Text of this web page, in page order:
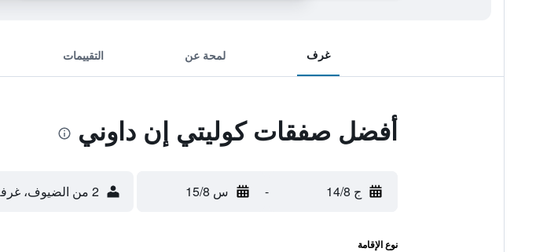
غرف لمحة عن التقييمات
أفضل صفقات كوليتي إن داوني
ج 14/8 - س 15/8 2 من الضيوف، غرفة واحدة
نوع الإقامة